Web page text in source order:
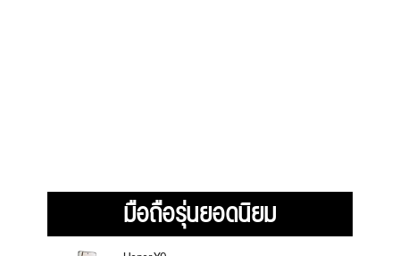
มือถือรุ่นยอดนิยม